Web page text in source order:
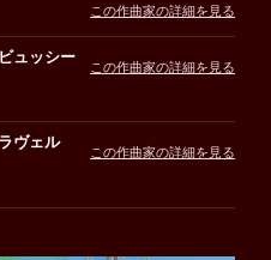
この作曲家の詳細を見る
ュッシー
この作曲家の詳細を見る
ヴェル
この作曲家の詳細を見る